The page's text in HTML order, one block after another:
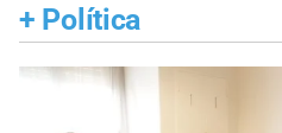
+ Política